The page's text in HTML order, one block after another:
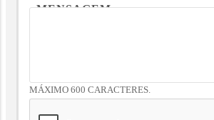
MENSAGEM
MÁXIMO 600 CARACTERES.